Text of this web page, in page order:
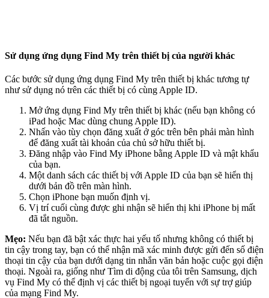
Sử dụng ứng dụng Find My trên thiết bị của người khác
Các bước sử dụng ứng dụng Find My trên thiết bị khác tương tự
như sử dụng nó trên các thiết bị có cùng Apple ID.
Mở ứng dụng Find My trên thiết bị khác (nếu bạn không có
iPad hoặc Mac dùng chung Apple ID).
Nhấn vào tùy chọn đăng xuất ở góc trên bên phải màn hình
để đăng xuất tài khoản của chủ sở hữu thiết bị.
Đăng nhập vào Find My iPhone bằng Apple ID và mật khẩu
của bạn.
Một danh sách các thiết bị với Apple ID của bạn sẽ hiển thị
dưới bản đồ trên màn hình.
Chọn iPhone bạn muốn định vị.
Vị trí cuối cùng được ghi nhận sẽ hiển thị khi iPhone bị mất
đã tắt nguồn.
Mẹo: Nếu bạn đã bật xác thực hai yếu tố nhưng không có thiết bị
tin cậy trong tay, bạn có thể nhận mã xác minh được gửi đến số điện
thoại tin cậy của bạn dưới dạng tin nhắn văn bản hoặc cuộc gọi điện
thoại. Ngoài ra, giống như Tìm di động của tôi trên Samsung, dịch
vụ Find My có thể định vị các thiết bị ngoại tuyến với sự trợ giúp
của mạng Find My.